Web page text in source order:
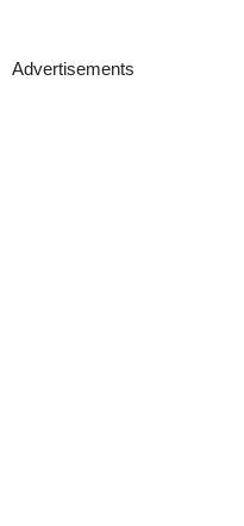
Advertisements